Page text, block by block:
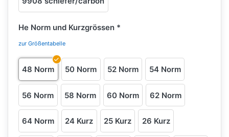
He Norm und Kurzgrössen
zur Größentabelle
48 Norm 50 Norm 52 Norm 54 Norm
56 Norm 58 Norm 60 Norm 62 Norm
64 Norm 24 Kurz 25 Kurz 26 Kurz